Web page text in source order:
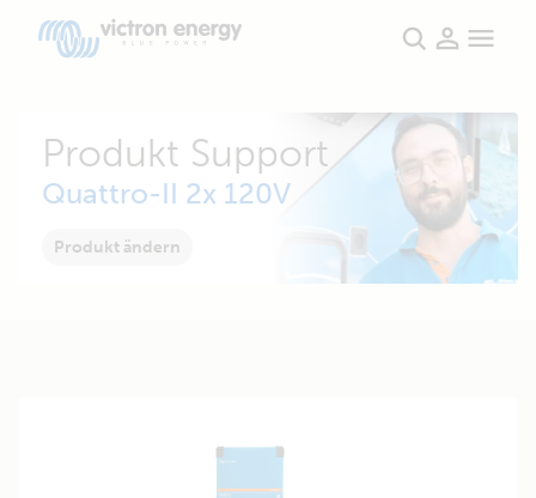
Produkt Support
Quattro-II 2x 120V
Produkt ändern